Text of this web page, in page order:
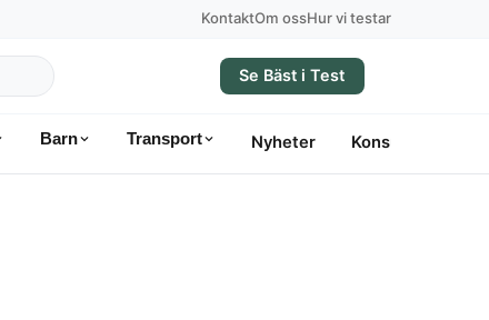
KontaktOm ossHur vi testar
Se Bäst i Test
Barn Transport Nyheter